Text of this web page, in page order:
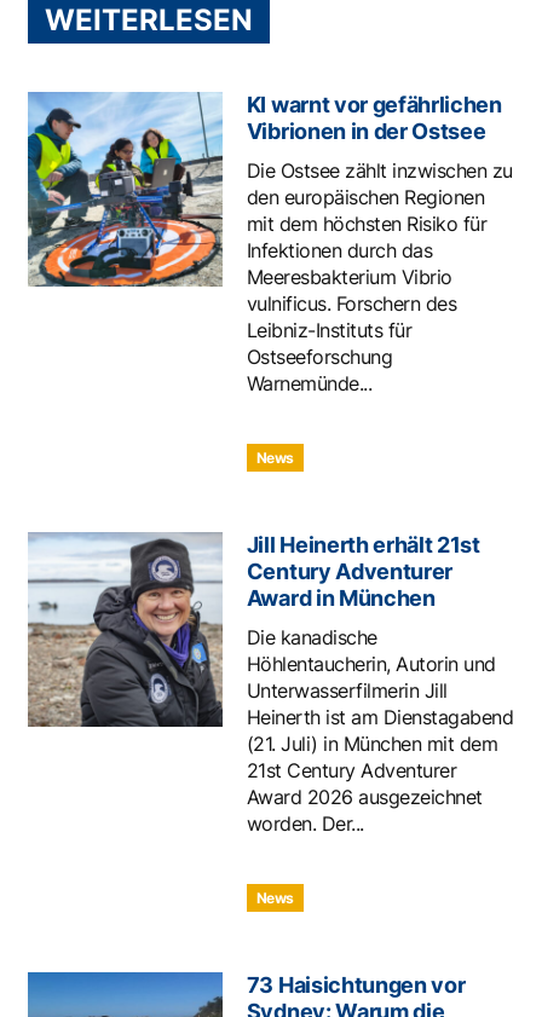
WEITERLESEN
KI warnt vor gefährlichen
Vibrionen in der Ostsee
Die Ostsee zählt inzwischen zu
den europäischen Regionen
mit dem höchsten Risiko für
Infektionen durch das
Meeresbakterium Vibrio
vulnificus. Forschern des
Leibniz-Instituts für
Ostseeforschung
Warnemünde...
News
Jill Heinerth erhält 21st
Century Adventurer
Award in München
Die kanadische
Höhlentaucherin, Autorin und
Unterwasserfilmerin Jill
Heinerth ist am Dienstagabend
(21. Juli) in München mit dem
21st Century Adventurer
Award 2026 ausgezeichnet
worden. Der...
News
73 Haisichtungen vor
Sydney: Warum die